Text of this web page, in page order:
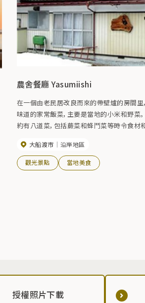
農舍餐廳 Yasumiishi
在一個由老民居改良而來的帶壁爐的房間里
味道的家常飯菜，主要是當地的小米和野菜
約有八道菜，包括蕨菜和蜂鬥菜等時令食材
部饅頭、小米和新鮮蔬菜等糖果。
大船渡市 沿岸地區
觀光景點 當地美食
授權照片下載